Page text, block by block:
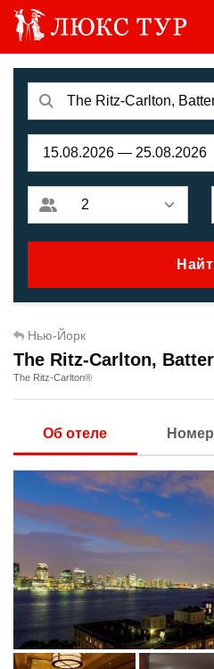
Нью-Йорк
The Ritz-Carlton,
The Ritz-Carlton®
Об отеле